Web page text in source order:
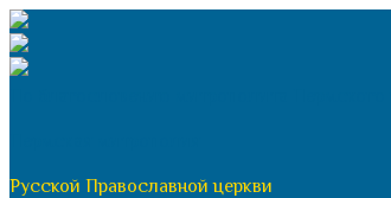
Перейти
к
содержимому
Русской Православной церкви